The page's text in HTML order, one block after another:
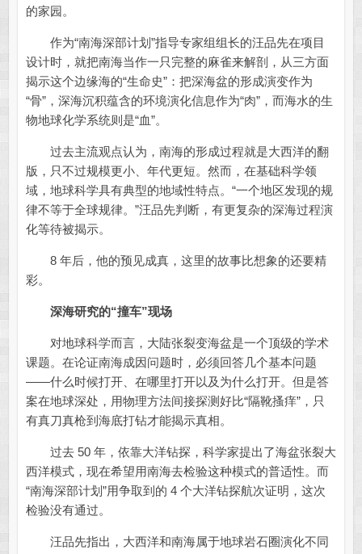
的家园。
作为“南海深部计划”指导专家组组长的汪品先在项目
设计时，就把南海当作一只完整的麻雀来解剖，从三方面
揭示这个边缘海的“生命史”：把深海盆的形成演变作为
“骨”，深海沉积蕴含的环境演化信息作为“肉”，而海水的生
物地球化学系统则是“血”。
过去主流观点认为，南海的形成过程就是大西洋的翻
版，只不过规模更小、年代更短。然而，在基础科学领
域，地球科学具有典型的地域性特点。“一个地区发现的规
律不等于全球规律。”汪品先判断，有更复杂的深海过程演
化等待被揭示。
8 年后，他的预见成真，这里的故事比想象的还要精
彩。
深海研究的“撞车”现场
对地球科学而言，大陆张裂变海盆是一个顶级的学术
课题。在论证南海成因问题时，必须回答几个基本问题
——什么时候打开、在哪里打开以及为什么打开。但是答
案在地球深处，用物理方法间接探测好比“隔靴搔痒”，只
有真刀真枪到海底打钻才能揭示真相。
过去 50 年，依靠大洋钻探，科学家提出了海盆张裂大
西洋模式，现在希望用南海去检验这种模式的普适性。而
“南海深部计划”用争取到的 4 个大洋钻探航次证明，这次
检验没有通过。
汪品先指出，大西洋和南海属于地球岩石圈演化不同